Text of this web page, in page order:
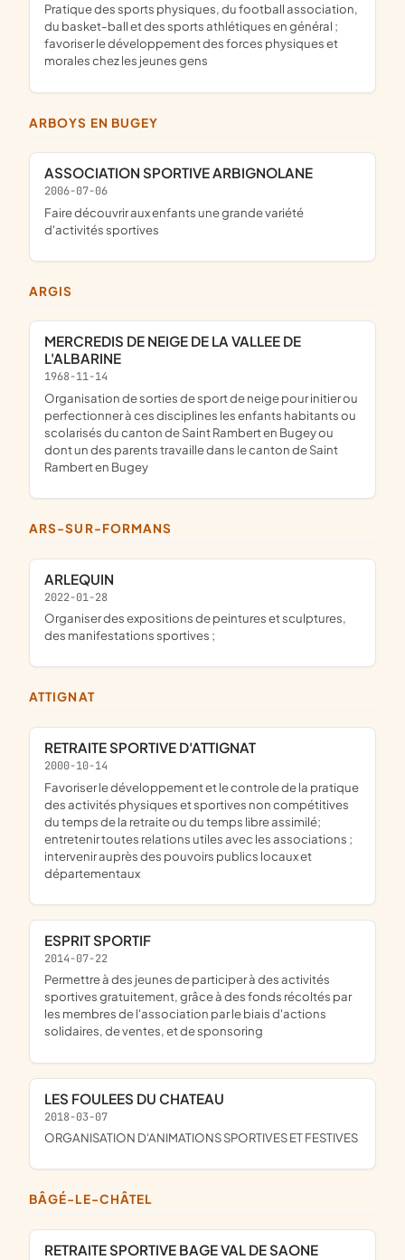
pratique des sports physiques, du football association,
du basket-ball et des sports athlétiques en général ;
favoriser le développement des forces physiques et
morales chez les jeunes gens
ARBOYS EN BUGEY
ASSOCIATION SPORTIVE ARBIGNOLANE
2006-07-06
faire découvrir aux enfants une grande variété
d'activités sportives
ARGIS
MERCREDIS DE NEIGE DE LA VALLEE DE
L'ALBARINE
1968-11-14
organisation de sorties de sport de neige pour initier ou
perfectionner à ces disciplines les enfants habitants ou
scolarisés du canton de Saint Rambert en Bugey ou
dont un des parents travaille dans le canton de Saint
Rambert en Bugey
ARS-SUR-FORMANS
ARLEQUIN
2022-01-28
organiser des expositions de peintures et sculptures,
des manifestations sportives ;
ATTIGNAT
RETRAITE SPORTIVE D'ATTIGNAT
2000-10-14
favoriser le développement et le controle de la pratique
des activités physiques et sportives non compétitives
du temps de la retraite ou du temps libre assimilé;
entretenir toutes relations utiles avec les associations ;
intervenir auprès des pouvoirs publics locaux et
départementaux
ESPRIT SPORTIF
2014-07-22
permettre à des jeunes de participer à des activités
sportives gratuitement, grâce à des fonds récoltés par
les membres de l'association par le biais d'actions
solidaires, de ventes, et de sponsoring
LES FOULEES DU CHATEAU
2018-03-07
ORGANISATION D'ANIMATIONS SPORTIVES ET FESTIVES
BÂGÉ-LE-CHÂTEL
RETRAITE SPORTIVE BAGE VAL DE SAONE